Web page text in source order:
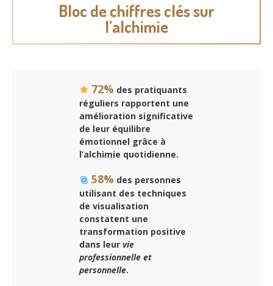
Bloc de chiffres clés sur
l’alchimie
72% des pratiquants
réguliers rapportent une
amélioration significative
de leur équilibre
émotionnel grâce à
l’alchimie quotidienne.
58% des personnes
utilisant des techniques
de visualisation
constatent une
transformation positive
dans leur vie
professionnelle et
personnelle.